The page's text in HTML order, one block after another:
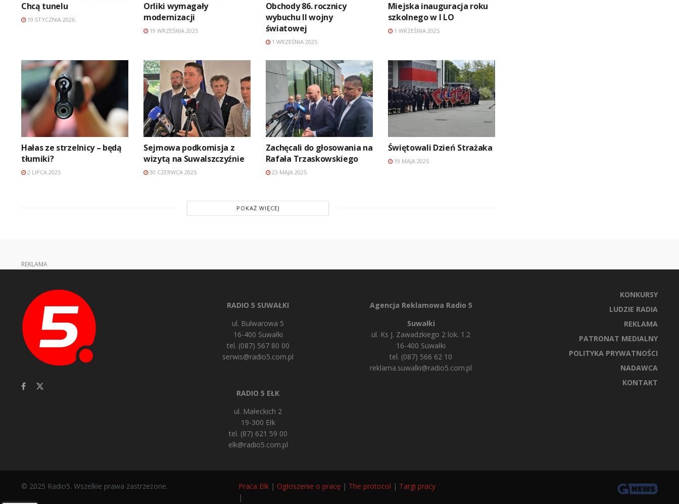
Chcą tunelu
19 STYCZNIA 2026
Orliki wymagały
modernizacji
19 WRZEŚNIA 2025
Obchody 86. rocznicy
wybuchu II wojny
światowej
1 WRZEŚNIA 2025
Miejska inauguracja roku
szkolnego w I LO
1 WRZEŚNIA 2025
Hałas ze strzelnicy – będą
tłumiki?
2 LIPCA 2025
Sejmowa podkomisja z
wizytą na Suwalszczyźnie
30 CZERWCA 2025
Zachęcali do głosowania na
Rafała Trzaskowskiego
23 MAJA 2025
Świętowali Dzień Strażaka
19 MAJA 2025
POKAŻ WIĘCEJ
REKLAMA
RADIO 5 SUWAŁKI
ul. Bulwarowa 5
16-400 Suwałki
tel. (087) 567 80 00
serwis@radio5.com.pl
RADIO 5 EŁK
ul. Małeckich 2
19-300 Ełk
tel. (87) 621 59 00
elk@radio5.com.pl
Agencja Reklamowa Radio 5
Suwałki
ul. Ks J. Zawadzkiego 2 lok. 1.2
16-400 Suwałki
tel. (087) 566 62 10
reklama.suwalki@radio5.com.pl
KONKURSY
LUDZIE RADIA
REKLAMA
PATRONAT MEDIALNY
POLITYKA PRYWATNOŚCI
NADAWCA
KONTAKT
© 2025 Radio5. Wszelkie prawa zastrzeżone. Praca Ełk | Ogłoszenie o pracę | The protocol | Targi pracy
|